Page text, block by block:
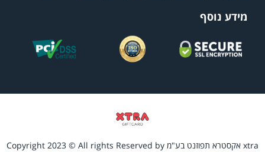
מידע נוסף
xtra אקסטרא תפוזנט בע"מ Copyright 2023 © All rights Reserved by